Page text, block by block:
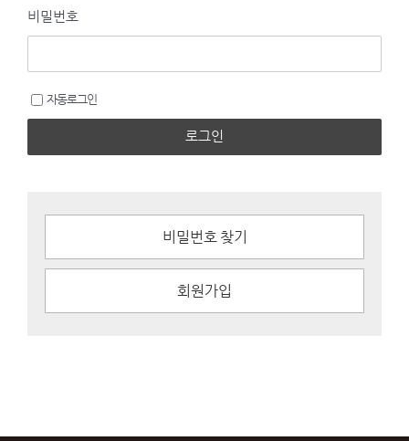
비밀번호
자동로그인
로그인
비밀번호 찾기
회원가입